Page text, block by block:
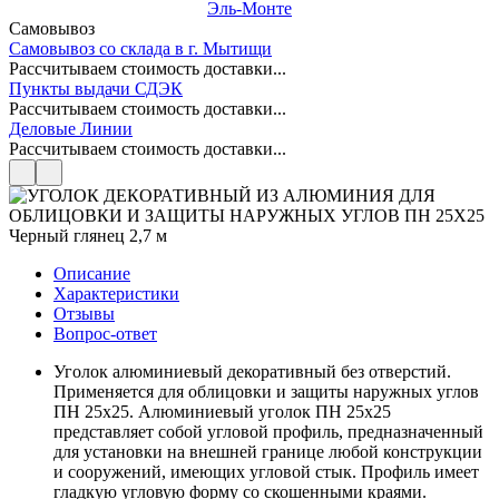
Эль-Монте
Самовывоз
Самовывоз со склада в г. Мытищи
Рассчитываем стоимость доставки...
Пункты выдачи СДЭК
Рассчитываем стоимость доставки...
Деловые Линии
Рассчитываем стоимость доставки...
Описание
Характеристики
Отзывы
Вопрос-ответ
Уголок алюминиевый декоративный без отверстий.
Применяется для облицовки и защиты наружных углов
ПН 25х25. Алюминиевый уголок ПН 25х25
представляет собой угловой профиль, предназначенный
для установки на внешней границе любой конструкции
и сооружений, имеющих угловой стык. Профиль имеет
гладкую угловую форму со скошенными краями.